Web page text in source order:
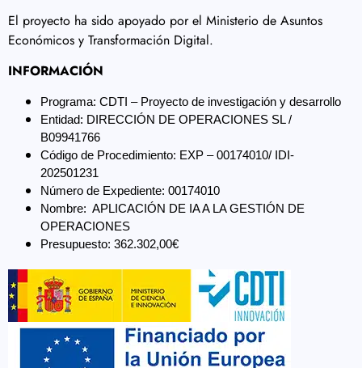
El proyecto ha sido apoyado por el Ministerio de Asuntos
Económicos y Transformación Digital.
INFORMACIÓN
Programa: CDTI – Proyecto de investigación y desarrollo
Entidad: DIRECCIÓN DE OPERACIONES SL /
B09941766
Código de Procedimiento: EXP – 00174010/ IDI-
202501231
Número de Expediente: 00174010
Nombre:  APLICACIÓN DE IA A LA GESTIÓN DE
OPERACIONES
Presupuesto: 362.302,00€